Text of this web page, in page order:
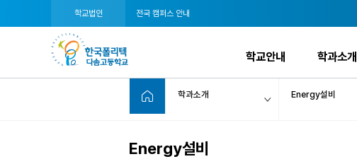
학교법인 전국 캠퍼스 안내
학교안내 학과소개
학과소개 Energy설비
Energy설비